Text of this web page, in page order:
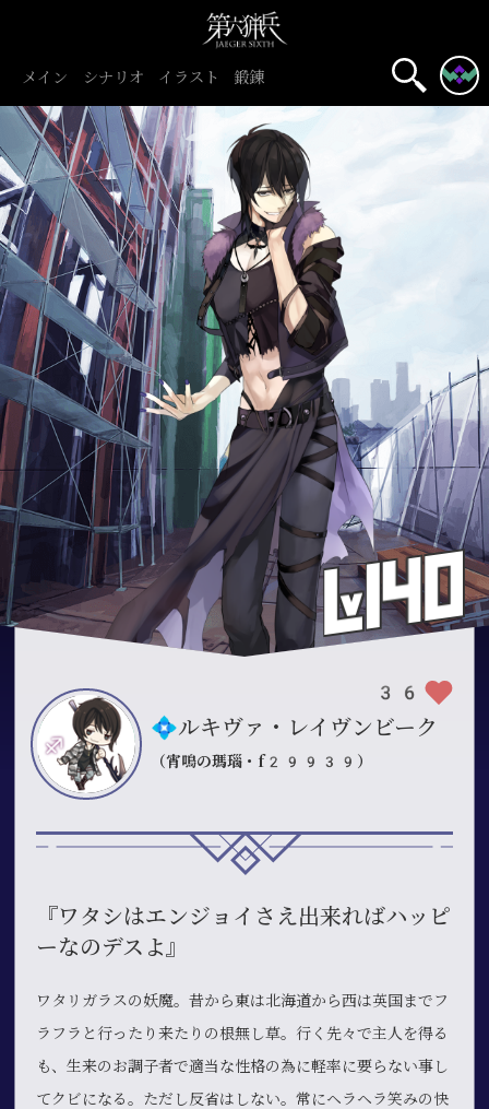
メイン シナリオ イラスト 鍛錬
36
💠ルキヴァ・レイヴンビーク
（宵鳴の瑪瑙・f29939）
『ワタシはエンジョイさえ出来ればハッピ
ーなのデスよ』
ワタリガラスの妖魔。昔から東は北海道から西は英国までフ
ラフラと行ったり来たりの根無し草。行く先々で主人を得る
も、生来のお調子者で適当な性格の為に軽率に要らない事し
てクビになる。ただし反省はしない。常にヘラヘラ笑みの快